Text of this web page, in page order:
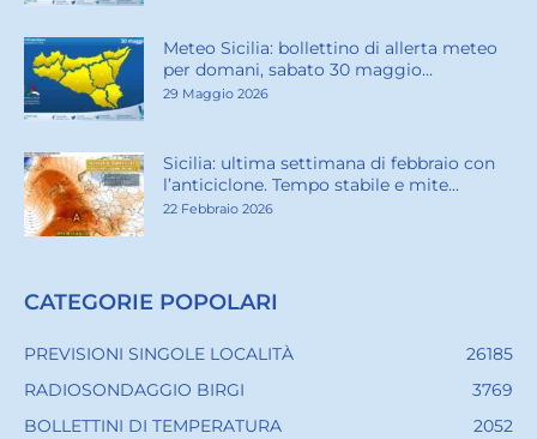
Meteo Sicilia: bollettino di allerta meteo
per domani, sabato 30 maggio...
29 Maggio 2026
Sicilia: ultima settimana di febbraio con
l’anticiclone. Tempo stabile e mite...
22 Febbraio 2026
CATEGORIE POPOLARI
PREVISIONI SINGOLE LOCALITÀ
26185
RADIOSONDAGGIO BIRGI
3769
BOLLETTINI DI TEMPERATURA
2052